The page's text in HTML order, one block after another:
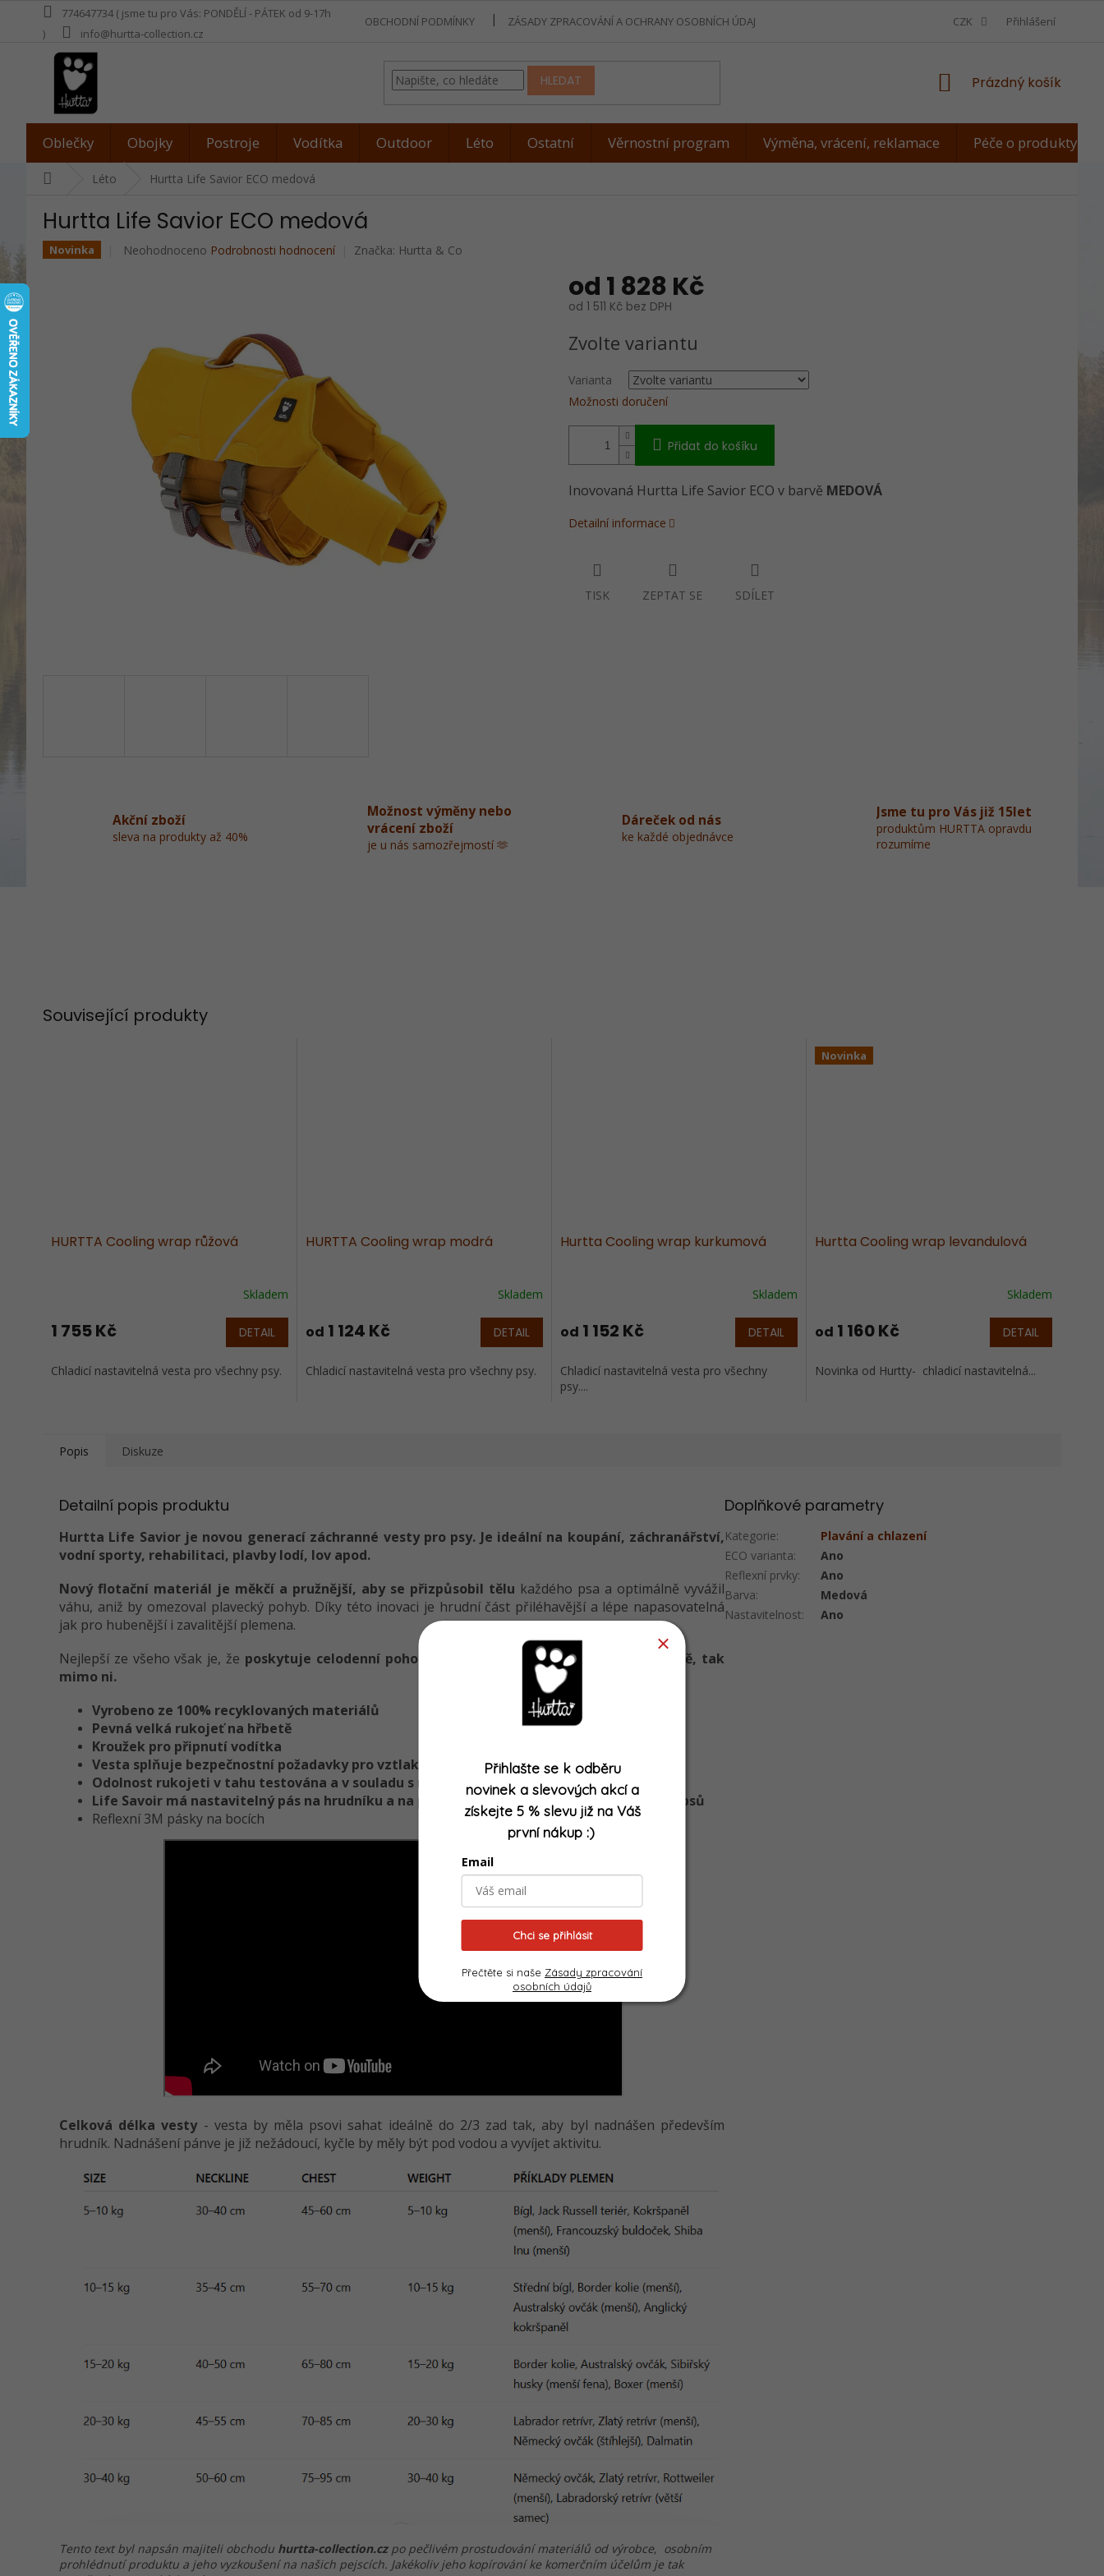
774647734 ( jsme tu pro Vás: PONDĚLÍ - PÁTEK od 9-17h
)
info@hurtta-collection.cz
OBCHODNÍ PODMÍNKY ZÁSADY ZPRACOVÁNÍ A OCHRANY OSOBNÍCH ÚDAJŮ JAK ZMĚŘIT PSA
CZK Přihlášení
HLEDAT
NÁKUPNÍ
Prázdný košík
Oblečky Obojky Postroje Vodítka Outdoor Léto Ostatní Věrnostní program Výměna, vrácení, reklamace Péče o produkty
Léto Hurtta Life Savior ECO medová
Hurtta Life Savior ECO medová
Novinka
Průměrné
hvězdiček.
Neohodnoceno Podrobnosti hodnocení Značka: Hurtta & Co
od 1 828 Kč
od 1 511 Kč bez DPH
cena:
Zvolte variantu
Varianta
Možnosti doručení
Přidat do košíku
Inovovaná Hurtta Life Savior ECO v barvě MEDOVÁ
Detailní informace
TISK ZEPTAT SE SDÍLET
Akční zboží
sleva na produkty až 40%
Možnost výměny nebo
vrácení zboží
je u nás samozřejmostí 🫶
Dáreček od nás
ke každé objednávce
Jsme tu pro Vás již 15let
produktům HURTTA opravdu
rozumíme
Související produkty
HURTTA Cooling wrap růžová
produktu
z
Skladem
1 755 Kč DETAIL
Chladicí nastavitelná vesta pro všechny psy.
HURTTA Cooling wrap modrá
Skladem
od 1 124 Kč DETAIL
Chladicí nastavitelná vesta pro všechny psy.
Hurtta Cooling wrap kurkumová
Skladem
od 1 152 Kč DETAIL
Chladicí nastavitelná vesta pro všechny
psy....
Novinka
Hurtta Cooling wrap levandulová
Skladem
od 1 160 Kč DETAIL
Novinka od Hurtty- chladicí nastavitelná...
Popis Diskuze
Detailní popis produktu
Hurtta Life Savior je novou generací záchranné vesty pro psy. Je ideální na koupání, záchranářství,
vodní sporty, rehabilitaci, plavby lodí, lov apod.
Nový flotační materiál je měkčí a pružnější, aby se přizpůsobil tělu každého psa a optimálně vyvážil
váhu, aniž by omezoval plavecký pohyb. Díky této inovaci je hrudní část přiléhavější a lépe napasovatelná
jak pro hubenější i zavalitější plemena.
Nejlepší ze všeho však je, že poskytuje celodenní pohodlí a bezpečí pro vašeho psa jak na vodě, tak
mimo ni.
Vyrobeno ze 100% recyklovaných materiálů
Pevná velká rukojeť na hřbetě
Kroužek pro připnutí vodítka
Vesta splňuje bezpečnostní požadavky pro vztlak ISO ISO 12402-5:2006
Odolnost rukojeti v tahu testována a v souladu s normou SFS-EN ISO13934-1
Life Savoir má nastavitelný pás na hrudníku a na prsou, díky tomu padne většině plemen psů
Reflexní 3M pásky na bocích
Celková délka vesty- vesta by měla psovi sahat ideálně do 2/3 zad tak, aby byl nadnášen především
hrudník. Nadnášení pánve je již nežádoucí, kyčle by měly být pod vodou a vyvíjet aktivitu.
Tento text byl napsán majiteli obchodu hurtta-collection.czpo pečlivém prostudování materiálů od výrobce, osobním
prohlédnutí produktu a jeho vyzkoušení na našich pejscích. Jakékoliv jeho kopírování ke komerčním účelům je tak
Doplňkové parametry
Kategorie:
Plavání a chlazení
ECO varianta:
Ano
Reflexní prvky:
Ano
Barva:
Medová
Nastavitelnost: Ano
Přihlašte se k odběru
novinek a slevových akcí a
získejte 5 % slevu již na Váš
první nákup :)
Email
Chci se přihlásit
Přečtěte si naše Zásady zpracování
osobních údajů